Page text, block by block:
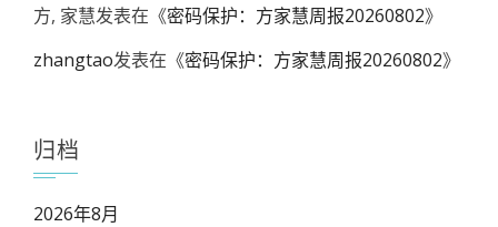
方, 家慧发表在《密码保护：方家慧周报20260802》
zhangtao发表在《密码保护：方家慧周报20260802》
归档
2026年8月